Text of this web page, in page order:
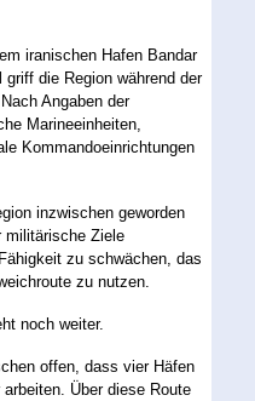
iranischen Hafen Bandar
die Region während der
Angaben der
Marineeinheiten,
Kommandoeinrichtungen
inzwischen geworden
militärische Ziele
zu schwächen, das
zu nutzen.
noch weiter.
offen, dass vier Häfen
Über diese Route